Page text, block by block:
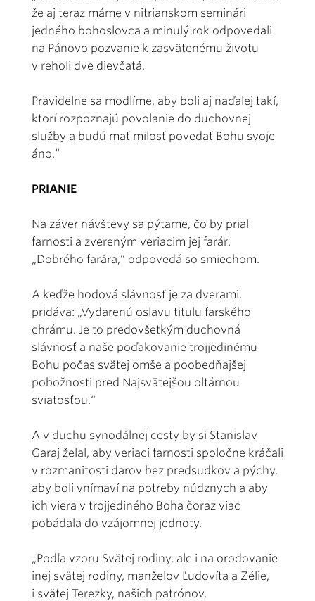
že aj teraz máme v nitrianskom seminári
jedného bohoslovca a minulý rok odpovedali
na Pánovo pozvanie k zasvätenému životu
v reholi dve dievčatá.
Pravidelne sa modlíme, aby boli aj naďalej takí,
ktorí rozpoznajú povolanie do duchovnej
služby a budú mať milosť povedať Bohu svoje
áno.“
PRIANIE
Na záver návštevy sa pýtame, čo by prial
farnosti a zvereným veriacim jej farár.
„Dobrého farára,“ odpovedá so smiechom.
A keďže hodová slávnosť je za dverami,
pridáva: „Vydarenú oslavu titulu farského
chrámu. Je to predovšetkým duchovná
slávnosť a naše poďakovanie trojjedinému
Bohu počas svätej omše a poobedňajšej
pobožnosti pred Najsvätejšou oltárnou
sviatosťou.“
A v duchu synodálnej cesty by si Stanislav
Garaj želal, aby veriaci farnosti spoločne kráčali
v rozmanitosti darov bez predsudkov a pýchy,
aby boli vnímaví na potreby núdznych a aby
ich viera v trojjediného Boha čoraz viac
pobádala do vzájomnej jednoty.
„Podľa vzoru Svätej rodiny, ale i na orodovanie
inej svätej rodiny, manželov Ľudovíta a Zélie,
i svätej Terezky, našich patrónov,